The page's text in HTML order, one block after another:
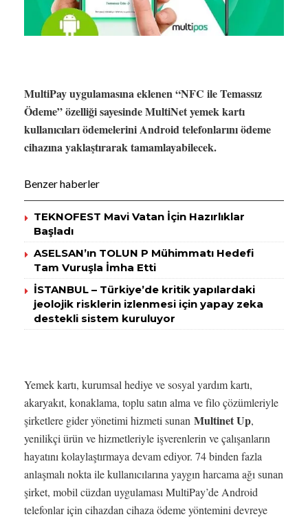
MultiPay uygulamasına eklenen “NFC ile Temassız
Ödeme” özelliği sayesinde MultiNet yemek kartı
kullanıcıları ödemelerini Android telefonlarını ödeme
cihazına yaklaştırarak tamamlayabilecek.
Benzer haberler
TEKNOFEST Mavi Vatan İçin Hazırlıklar
Başladı
ASELSAN’ın TOLUN P Mühimmatı Hedefi
Tam Vuruşla İmha Etti
İSTANBUL – Türkiye’de kritik yapılardaki
jeolojik risklerin izlenmesi için yapay zeka
destekli sistem kuruluyor
Yemek kartı, kurumsal hediye ve sosyal yardım kartı,
akaryakıt, konaklama, toplu satın alma ve filo çözümleriyle
şirketlere gider yönetimi hizmeti sunan Multinet Up,
yenilikçi ürün ve hizmetleriyle işverenlerin ve çalışanların
hayatını kolaylaştırmaya devam ediyor. 74 binden fazla
anlaşmalı nokta ile kullanıcılarına yaygın harcama ağı sunan
şirket, mobil cüzdan uygulaması MultiPay’de Android
telefonlar için cihazdan cihaza ödeme yöntemini devreye